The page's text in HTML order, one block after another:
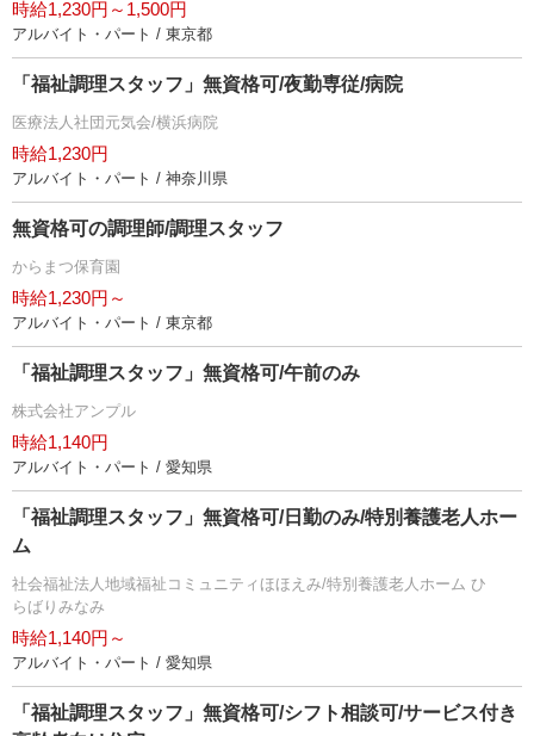
時給1,230円～1,500円
アルバイト・パート / 東京都
「福祉調理スタッフ」無資格可/夜勤専従/病院
医療法人社団元気会/横浜病院
時給1,230円
アルバイト・パート / 神奈川県
無資格可の調理師/調理スタッフ
からまつ保育園
時給1,230円～
アルバイト・パート / 東京都
「福祉調理スタッフ」無資格可/午前のみ
株式会社アンプル
時給1,140円
アルバイト・パート / 愛知県
「福祉調理スタッフ」無資格可/日勤のみ/特別養護老人ホー
ム
社会福祉法人地域福祉コミュニティほほえみ/特別養護老人ホーム ひ
らばりみなみ
時給1,140円～
アルバイト・パート / 愛知県
「福祉調理スタッフ」無資格可/シフト相談可/サービス付き